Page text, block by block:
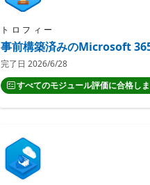
トロフィー
事前構築済みのMicrosoft
完了日 2026/6/28
すべてのモジュール評価に合格し